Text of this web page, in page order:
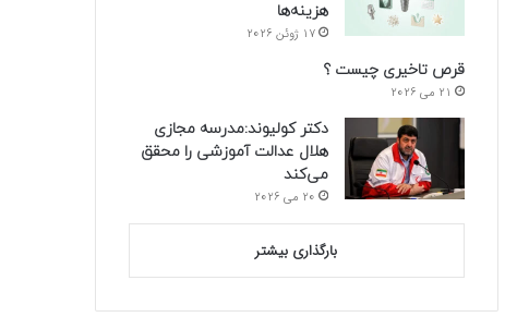
هزینه‌ها
17 ژوئن 2026
قرص تاخیری چیست ؟
21 می 2026
دکتر کولیوند:مدرسه مجازی
هلال عدالت آموزشی را محقق
می‌کند
20 می 2026
بارگذاری بیشتر